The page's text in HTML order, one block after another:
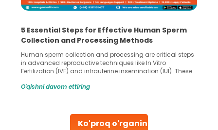
Ko'proq o'rganing
5 Essential Steps for Effective Human Sperm
Collection and Processing Methods
Human sperm collection and processing are critical steps
in advanced reproductive techniques like In Vitro
Fertilization (IVF) and intrauterine insemination (IUI). These
challenges and help couples achieve their dream of
collected, they process the
O'qishni davom ettiring